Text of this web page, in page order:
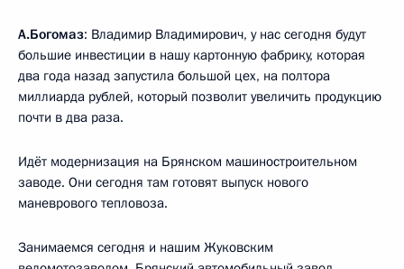
А.Богомаз: Владимир Владимирович, у нас сегодня будут
большие инвестиции в нашу картонную фабрику, которая
два года назад запустила большой цех, на полтора
миллиарда рублей, который позволит увеличить продукцию
почти в два раза.
Идёт модернизация на Брянском машиностроительном
заводе. Они сегодня там готовят выпуск нового
маневрового тепловоза.
Занимаемся сегодня и нашим Жуковским